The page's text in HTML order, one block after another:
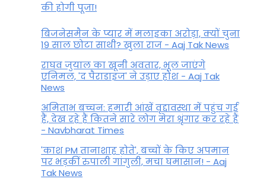
की होगी पूजा!
बिजनेसमैन के प्यार में मलाइका अरोड़ा, क्यों चुना
19 साल छोटा साथी? खुला राज - Aaj Tak News
राघव जुयाल का खूनी अवतार, भूल जाएंगे
एनिमल, 'द पैराडाइज' ने उड़ाए होश - Aaj Tak
News
अमिताभ बच्चन: हमारी आंखें वृद्दावस्था में पहुंच गई
हैं, देख रहे हैं कितने सारे लोग मेरा श्रृंगार कर रहे हैं
- Navbharat Times
'काश PM तानाशाह होते', बच्चों के किए अपमान
पर भड़कीं रुपाली गांगुली, मचा घमासान! - Aaj
Tak News